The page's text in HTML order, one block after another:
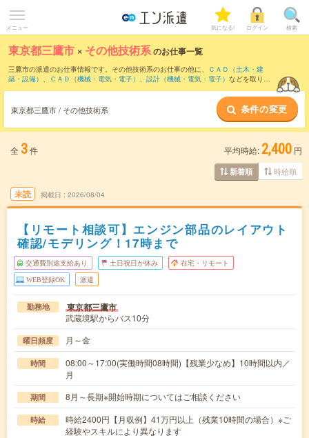
メニュー 気になる! ログイン 検索
東京都三鷹市 × その他技術系のお仕事一覧
三鷹市の派遣のお仕事情報です。その他技術系のお仕事の他に、
ＣＡＤ（土木・建
築・設備） 、 ＣＡＤ（機械・電気・電子） 、 設計（機械・電気・電子） などを取り揃
東京都三鷹市 / その他技術系 条件の変更
全 3件 平均時給: 2,400 円
新着順 時給順
未読 掲載日 2026/08/04
【リモート相談可】エンジン部品のレイアウト
確認/モデリング！17時まで
交通費別途支給あり 土日祝日が休み 在宅・リモート
WEB登録OK 派遣
勤務地 東京都三鷹市
武蔵境駅からバス10分
曜日頻度 月～金
時間
08:00～17:00(実働時間08時間)【残業少なめ】10時間以内／
月
期間 8月～長期※開始時期についてはご相談ください
時給
時給2400円【月収例】41万円以上（残業10時間の場合）※ご
経験やスキルにより異なります